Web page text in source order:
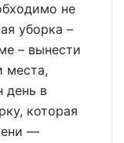
не
уборка –
– вынести
места,
день в
которая
—